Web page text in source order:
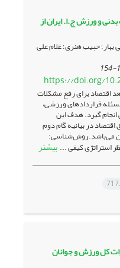
و ورزش ج.ا. ایران از
حبیب هنری؛ غلام علی
https://doi.org/
اقتصاد برای رفع مشکلات
قراردادهای ورزشی،
گیرد. هدف این
در بیانیه گام دوم
می‌باشد.روش‌شناسی:
استراتژی کیفی ... بیشتر
کل ورزش و جوانان